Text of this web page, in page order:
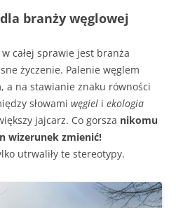
branży węglowej
całej sprawie jest branża
życzenie. Palenie węglem
a na stawianie znaku równości
słowami węgiel i ekologia
jajcarz. Co gorsza nikomu
wizerunek zmienić!
utrwaliły te stereotypy.